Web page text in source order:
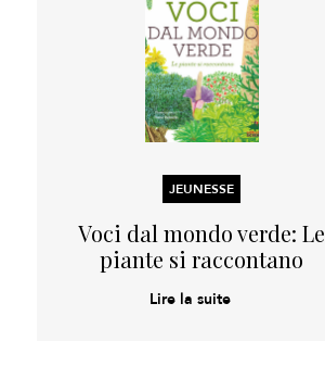
JEUNESSE
Voci dal mondo verde: Le
piante si raccontano
Lire la suite